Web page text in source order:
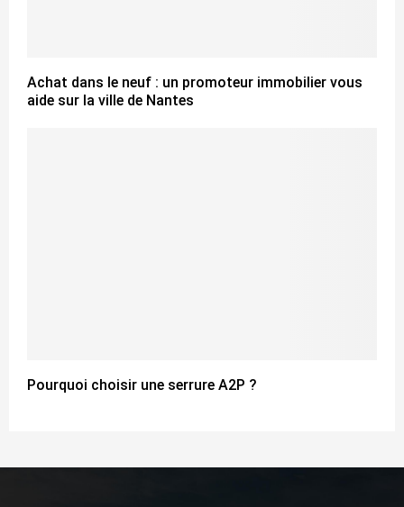
Achat dans le neuf : un promoteur immobilier vous
aide sur la ville de Nantes
Pourquoi choisir une serrure A2P ?